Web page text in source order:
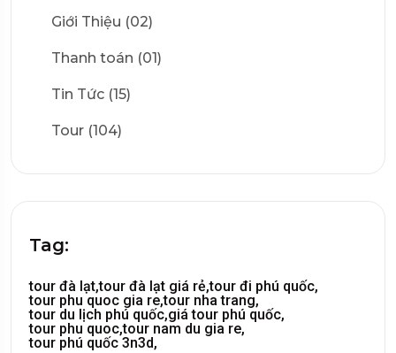
Giới Thiệu (02)
Thanh toán (01)
Tin Tức (15)
Tour (104)
Tag:
tour đà lạt,tour đà lạt giá rẻ,tour đi phú quốc,
tour phu quoc gia re,tour nha trang,
tour du lịch phú quốc,giá tour phú quốc,
tour phu quoc,tour nam du gia re,
tour phú quốc 3n3d,